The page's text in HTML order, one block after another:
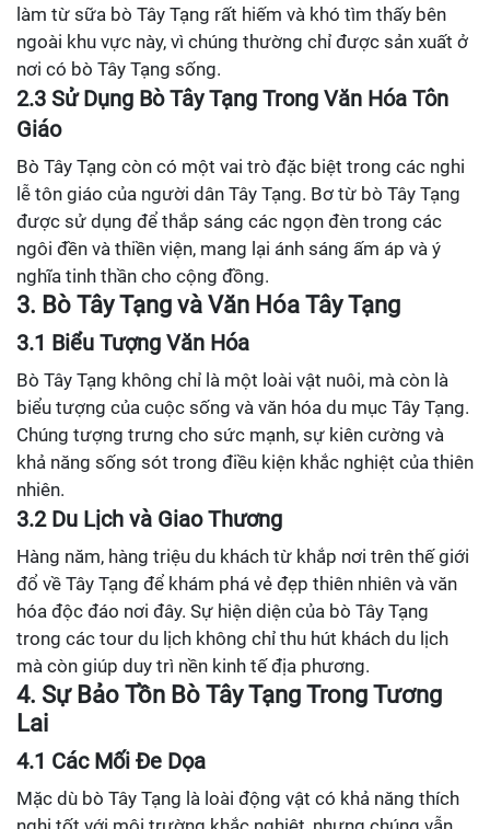
làm từ sữa bò Tây Tạng rất hiếm và khó tìm thấy bên
ngoài khu vực này, vì chúng thường chỉ được sản xuất ở
nơi có bò Tây Tạng sống.
2.3 Sử Dụng Bò Tây Tạng Trong Văn Hóa Tôn
Giáo
Bò Tây Tạng còn có một vai trò đặc biệt trong các nghi
lễ tôn giáo của người dân Tây Tạng. Bơ từ bò Tây Tạng
được sử dụng để thắp sáng các ngọn đèn trong các
ngôi đền và thiền viện, mang lại ánh sáng ấm áp và ý
nghĩa tinh thần cho cộng đồng.
3. Bò Tây Tạng và Văn Hóa Tây Tạng
3.1 Biểu Tượng Văn Hóa
Bò Tây Tạng không chỉ là một loài vật nuôi, mà còn là
biểu tượng của cuộc sống và văn hóa du mục Tây Tạng.
Chúng tượng trưng cho sức mạnh, sự kiên cường và
khả năng sống sót trong điều kiện khắc nghiệt của thiên
nhiên.
3.2 Du Lịch và Giao Thương
Hàng năm, hàng triệu du khách từ khắp nơi trên thế giới
đổ về Tây Tạng để khám phá vẻ đẹp thiên nhiên và văn
hóa độc đáo nơi đây. Sự hiện diện của bò Tây Tạng
trong các tour du lịch không chỉ thu hút khách du lịch
mà còn giúp duy trì nền kinh tế địa phương.
4. Sự Bảo Tồn Bò Tây Tạng Trong Tương
Lai
4.1 Các Mối Đe Dọa
Mặc dù bò Tây Tạng là loài động vật có khả năng thích